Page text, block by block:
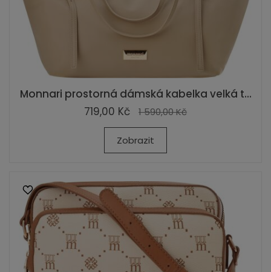
Monnari prostorná dámská kabelka velká t...
719,00 Kč
1 590,00 Kč
Zobrazit